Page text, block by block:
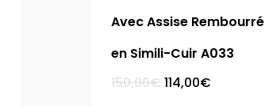
Avec Assise Rembourré
en Simili-Cuir A033
150,00€Le
prix
114,00€